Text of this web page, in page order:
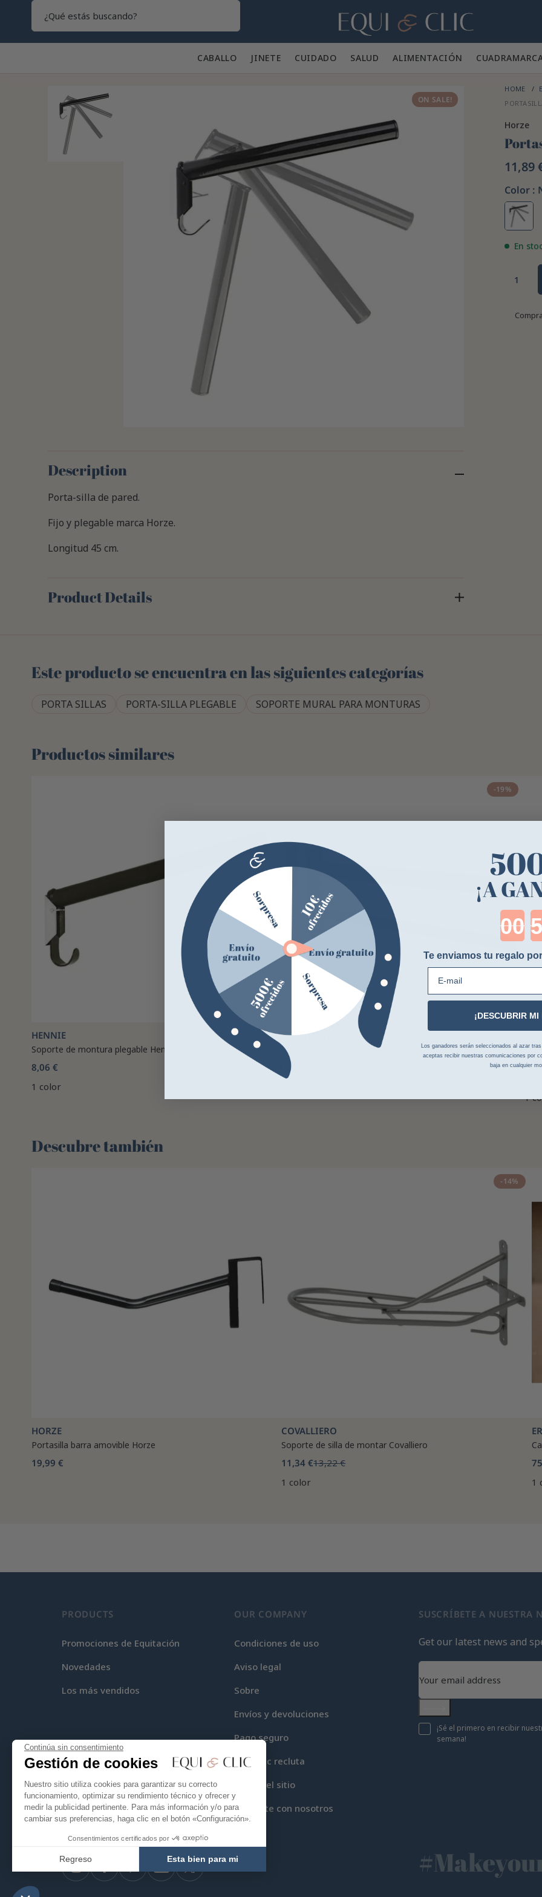
Continúa sin consentimiento
Gestión de cookies
Nuestro sitio utiliza cookies para garantizar su correcto
funcionamiento, optimizar su rendimiento técnico y ofrecer y
medir la publicidad pertinente. Para más información y/o para
cambiar sus preferencias, haga clic en el botón «Configuración».
Consentimientos certificados por
Regreso Esta bien para mi
Axeptio consent
Plataforma de Gestión de Consentimiento: Personaliza tus Opciones
Hogar
CABALLO 🐎 JINETE 👕 CUIDADO 🪮 SALUD ✨ALIMENTACIÓN 🥕 CUADRA
ON SALE!
HOME
Horze
11,89
Color :
En
Description
Porta-silla de pared.
Fijo y plegable marca Horze.
Longitud 45 cm.
Product Details
Este producto se encuentra en las siguientes categorías
PORTA SILLAS PORTA-SILLA PLEGABLE SOPORTE MURAL PARA MONTURAS
Productos similares
HENNIE
Soporte de montura plegable Hennie
8,06 €
1 color
-19%
HIPPOTONIC
Portasilla y mantilla Hippotonic desmontable
12,83 €
1
Descubre también 🌻
HORZE
Portasilla barra amovible Horze
19,99 €
-14%
COVALLIERO
Soporte de silla de montar Covalliero
11,34 €13,22 €
1 color
1
PRODUCTS
Promociones de Equitación
Novedades
Los más vendidos
OUR COMPANY
Condiciones de uso
Aviso legal
Sobre
Envíos y devoluciones
Pago seguro
Equi-Clic recluta
Mapa del sitio
Contacte con nosotros
SUSCRÍBETE A NUESTRA
Get our latest news and
Subscribe
¡Sé el primero en recibir
semana!
Facebook Twitter
YouTube
Pinterest
Instagram
¡A
Te enviamos tu regalo
¡DESCUBRIR
Los ganadores serán seleccionados al azar
aceptas recibir nuestras comunicaciones por
baja en cualquier